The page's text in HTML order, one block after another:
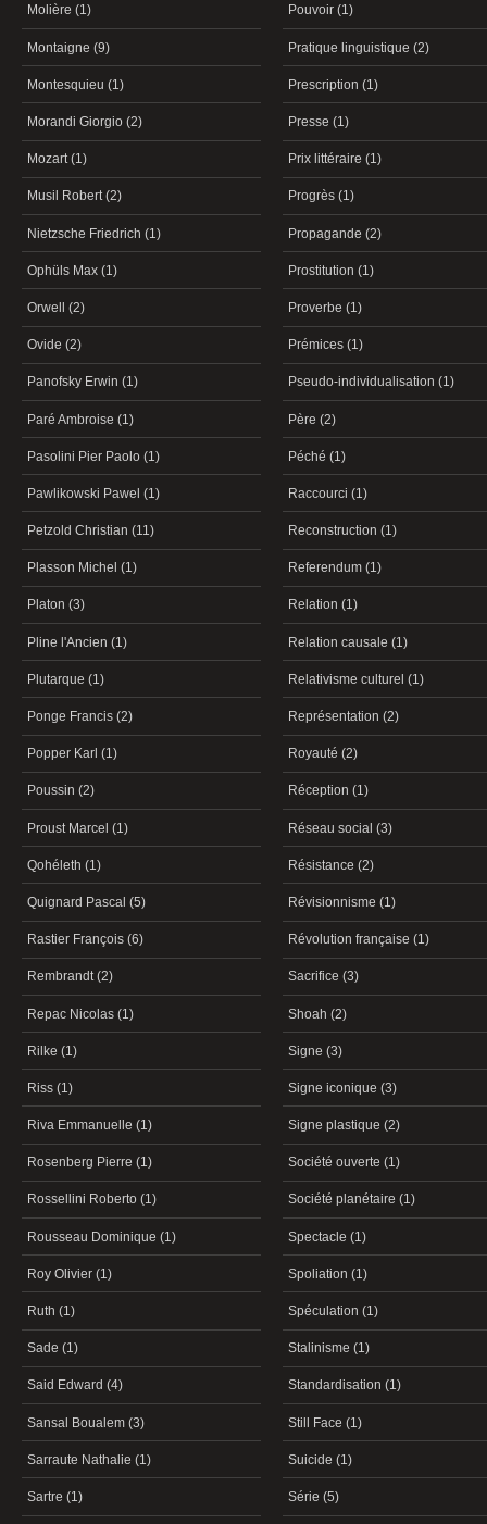
Molière (1)
Montaigne (9)
Montesquieu (1)
Morandi Giorgio (2)
Mozart (1)
Musil Robert (2)
Nietzsche Friedrich (1)
Ophüls Max (1)
Orwell (2)
Ovide (2)
Panofsky Erwin (1)
Paré Ambroise (1)
Pasolini Pier Paolo (1)
Pawlikowski Pawel (1)
Petzold Christian (11)
Plasson Michel (1)
Platon (3)
Pline l'Ancien (1)
Plutarque (1)
Ponge Francis (2)
Popper Karl (1)
Poussin (2)
Proust Marcel (1)
Qohéleth (1)
Quignard Pascal (5)
Rastier François (6)
Rembrandt (2)
Repac Nicolas (1)
Rilke (1)
Riss (1)
Riva Emmanuelle (1)
Rosenberg Pierre (1)
Rossellini Roberto (1)
Rousseau Dominique (1)
Roy Olivier (1)
Ruth (1)
Sade (1)
Said Edward (4)
Sansal Boualem (3)
Sarraute Nathalie (1)
Sartre (1)
Pouvoir (1)
Pratique linguistique (2)
Prescription (1)
Presse (1)
Prix littéraire (1)
Progrès (1)
Propagande (2)
Prostitution (1)
Proverbe (1)
Prémices (1)
Pseudo-individualisation (1)
Père (2)
Péché (1)
Raccourci (1)
Reconstruction (1)
Referendum (1)
Relation (1)
Relation causale (1)
Relativisme culturel (1)
Représentation (2)
Royauté (2)
Réception (1)
Réseau social (3)
Résistance (2)
Révisionnisme (1)
Révolution française (1)
Sacrifice (3)
Shoah (2)
Signe (3)
Signe iconique (3)
Signe plastique (2)
Société ouverte (1)
Société planétaire (1)
Spectacle (1)
Spoliation (1)
Spéculation (1)
Stalinisme (1)
Standardisation (1)
Still Face (1)
Suicide (1)
Série (5)